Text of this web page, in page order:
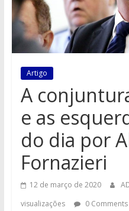
Artigo
A
e as
do dia por
Fornazieri
12 de março de 2020
visualizações
0 Comments